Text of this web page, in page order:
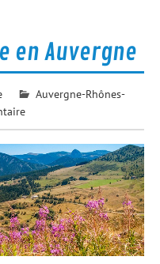
en Auvergne
Auvergne-Rhônes-